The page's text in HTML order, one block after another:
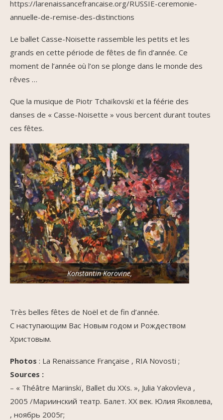
https://larenaissancefrancaise.org/RUSSIE-ceremonie-
annuelle-de-remise-des-distinctions
Le ballet Casse-Noisette rassemble les petits et les
grands en cette période de fêtes de fin d’année. Ce
moment de l’année où l’on se plonge dans le monde des
rêves …
Que la musique de Piotr Tchaïkovskï et la féérie des
danses de « Casse-Noisette » vous bercent durant toutes
ces fêtes.
Konstantin Korovine,
Très belles fêtes de Noël et de fin d’année.
С наступающим Вас Новым годом и Рождеством
Христовым.
Photos : La Renaissance Française , RIA Novosti ;
Sources :
– « Théâtre Mariinskï, Ballet du XXs. », Julia Yakovleva ,
2005 /Мариинский театр. Балет. XX век. Юлия Яковлева,
, ноябрь 2005г;